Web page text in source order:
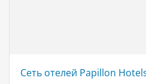
Сеть отелей Papillon